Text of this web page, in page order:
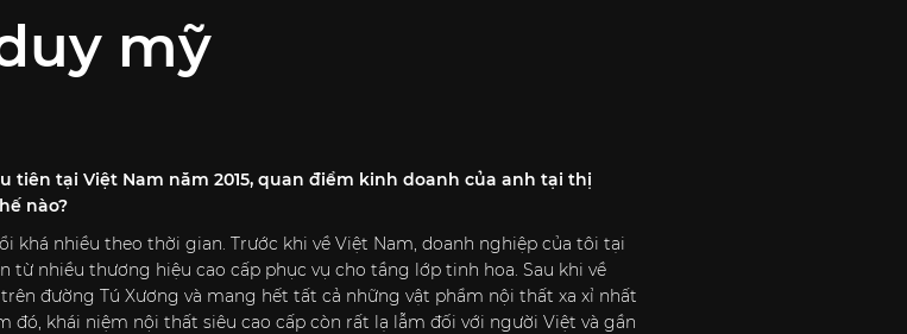
mỹ
tại Việt Nam năm 2015, quan điểm kinh doanh của anh tại thị
nào?
khá nhiều theo thời gian. Trước khi về Việt Nam, doanh nghiệp của tôi tại
nhiều thương hiệu cao cấp phục vụ cho tầng lớp tinh hoa. Sau khi về
đường Tú Xương và mang hết tất cả những vật phẩm nội thất xa xỉ nhất
đó, khái niệm nội thất siêu cao cấp còn rất lạ lẫm đối với người Việt và gần